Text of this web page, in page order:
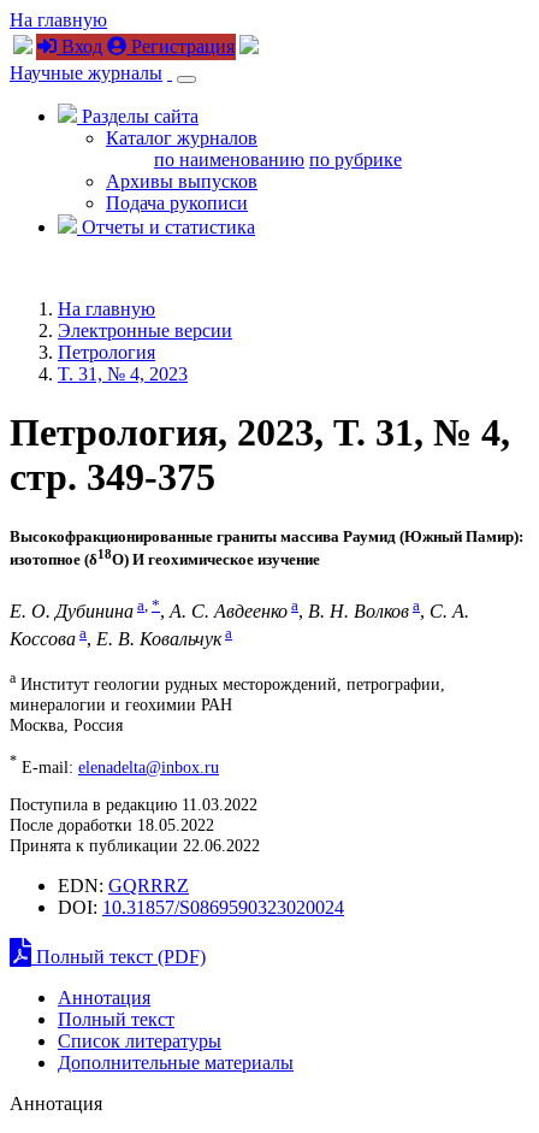
На главную
Вход
Регистрация
Научные журналы
Разделы сайта
Каталог журналов
по наименованию по рубрике
Архивы выпусков
Подача рукописи
Отчеты и статистика
На главную
Электронные версии
Петрология
T. 31, № 4, 2023
Петрология, 2023, T. 31, № 4,
стр. 349-375
Высокофракционированные граниты массива Раумид (Южный Памир):
изотопное (δ18О) И геохимическое изучение
Е. О. Дубинина a, *,А. С. Авдеенко a, В. Н. Волков a, С. А.
Коссова a, Е. В. Ковальчук a
a Институт геологии рудных месторождений, петрографии,
минералогии и геохимии РАН
Москва, Россия
* E-mail: elenadelta@inbox.ru
Поступила в редакцию 11.03.2022
После доработки 18.05.2022
Принята к публикации 22.06.2022
EDN: GQRRRZ
DOI: 10.31857/S0869590323020024
Полный текст (PDF)
Аннотация
Полный текст
Список литературы
Дополнительные материалы
Аннотация